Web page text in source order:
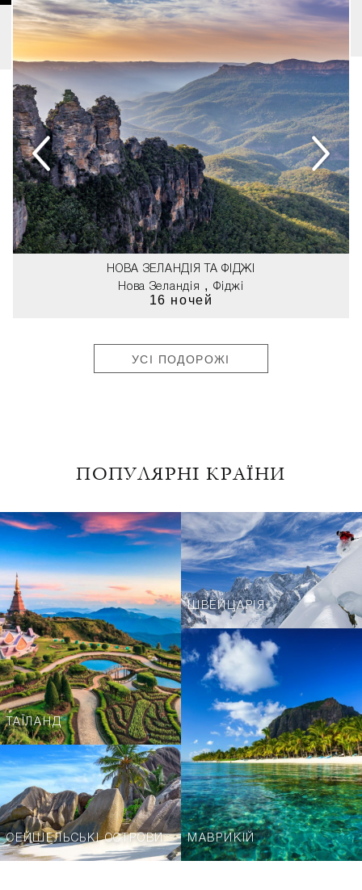
Нова Зеландія ,Фіджі
16 ночей
НОВА ЗЕЛАНДІЯ ТА ФІДЖІ
УСІ ПОДОРОЖІ
ПОПУЛЯРНІ КРАЇНИ
ТАЇЛАНД
ШВЕЙЦАРІЯ
СЕЙШЕЛЬСЬКІ ОСТРОВИ МАВРИКІЙ